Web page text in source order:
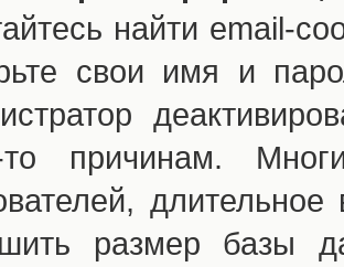
найти email-
свои имя и
то причинам.
размер базы